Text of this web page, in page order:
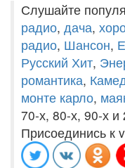
Слушайте
радио, дача,
радио, Шансон,
Русский Хит,
романтика,
монте карло,
70-х, 80-х, 90-х и
Присоединись к